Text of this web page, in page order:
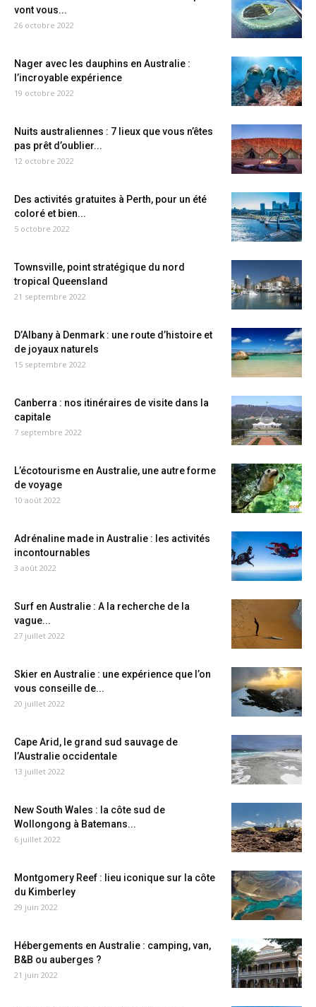
vont vous...
26 octobre 2022
Nager avec les dauphins en Australie :
l’incroyable expérience
19 octobre 2022
Nuits australiennes : 7 lieux que vous n’êtes
pas prêt d’oublier...
12 octobre 2022
Des activités gratuites à Perth, pour un été
coloré et bien...
5 octobre 2022
Townsville, point stratégique du nord
tropical Queensland
21 septembre 2022
D’Albany à Denmark : une route d’histoire et
de joyaux naturels
15 septembre 2022
Canberra : nos itinéraires de visite dans la
capitale
7 septembre 2022
L’écotourisme en Australie, une autre forme
de voyage
10 août 2022
Adrénaline made in Australie : les activités
incontournables
3 août 2022
Surf en Australie : A la recherche de la
vague...
27 juillet 2022
Skier en Australie : une expérience que l’on
vous conseille de...
20 juillet 2022
Cape Arid, le grand sud sauvage de
l’Australie occidentale
13 juillet 2022
New South Wales : la côte sud de
Wollongong à Batemans...
6 juillet 2022
Montgomery Reef : lieu iconique sur la côte
du Kimberley
29 juin 2022
Hébergements en Australie : camping, van,
B&B ou auberges ?
21 juin 2022